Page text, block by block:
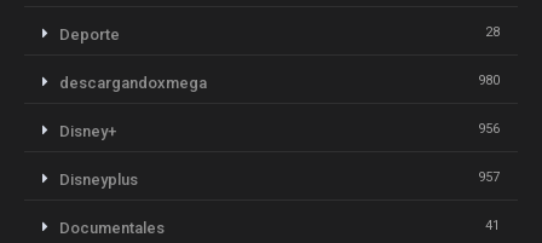
Deporte 28
descargandoxmega 980
Disney+ 956
Disneyplus 957
Documentales 41